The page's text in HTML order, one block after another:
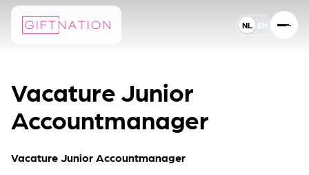
Taal instelling
NL
NL EN
Vacature Junior
Accountmanager
Vacature Junior Accountmanager